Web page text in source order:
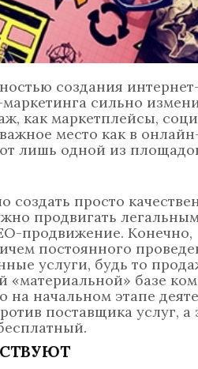
создания
сильно
как маркетплейсы,
место как в онлайн-
лишь одной из
создать просто
продвигать
продвижение. Конечно,
постоянного
услуги, будь то
базе
на начальном этапе
поставщика услуг, а